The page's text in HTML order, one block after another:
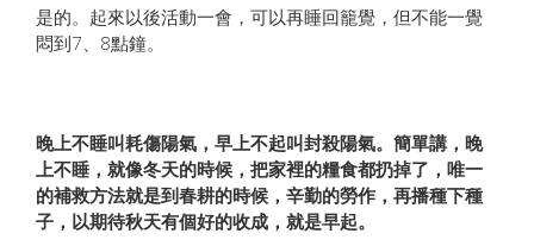
是的。起來以後活動一會，可以再睡回籠覺，但不能一覺
悶到7、8點鐘。
晚上不睡叫耗傷陽氣，早上不起叫封殺陽氣。簡單講，晚
上不睡，就像冬天的時候，把家裡的糧食都扔掉了，唯一
的補救方法就是到春耕的時候，辛勤的勞作，再播種下種
子，以期待秋天有個好的收成，就是早起。